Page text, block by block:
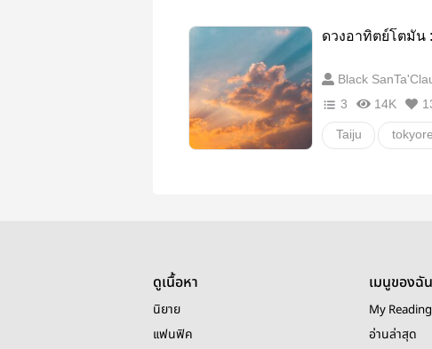
ดวงอาทิตย์โตมัน
Black
3
14K
Taiju
Mitsuya Takashi
ดูเนื้อหา
นิยาย
แฟนฟิค
เมนูของฉัน
My Reading
อ่านล่าสุด